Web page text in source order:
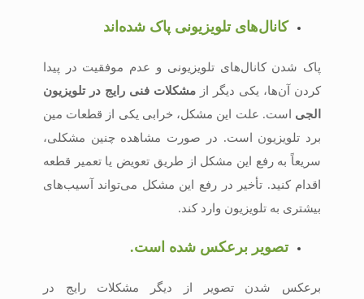
کانال‌های تلویزیونی پاک ‌شده‌اند
پاک شدن کانال‌های تلویزیونی و عدم موفقیت در پیدا
کردن آن‌ها، یکی دیگر ازمشکلات فنی رایج در تلویزیون
الجی است. علت این مشکل، خرابی یکی از قطعات مین
برد تلویزیون است. در صورت مشاهده چنین مشکلی،
سریعاً به رفع این مشکل از طریق تعویض یا تعمیر قطعه
اقدام کنید. تأخیر در رفع این مشکل می‌تواند آسیب‌های
بیشتری به تلویزیون وارد کند.
تصویر برعکس شده است.
برعکس شدن تصویر از دیگر مشکلات رایج در